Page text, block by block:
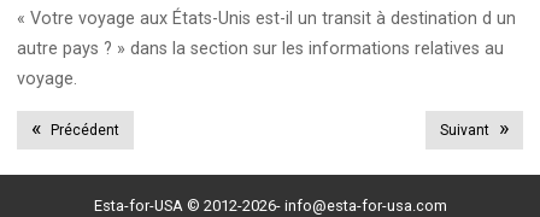
« Votre voyage aux États-Unis est-il un transit à destination d un
autre pays ? » dans la section sur les informations relatives au
voyage.
Précédent Suivant
Esta-for-USA © 2012-2026- info@esta-for-usa.com